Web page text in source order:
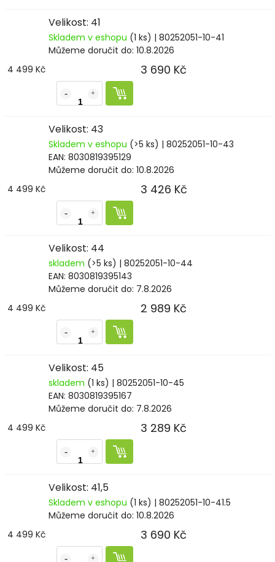
Velikost: 41
Skladem v eshopu (1 ks) | 80252051-10-41
Můžeme doručit do: 10.8.2026
4 499 Kč
3 690 Kč
Velikost: 43
Skladem v eshopu (>5 ks) | 80252051-10-43
EAN: 8030819395129
Můžeme doručit do: 10.8.2026
4 499 Kč
3 426 Kč
Velikost: 44
skladem (>5 ks) | 80252051-10-44
EAN: 8030819395143
Můžeme doručit do: 7.8.2026
4 499 Kč
2 989 Kč
Velikost: 45
skladem (1 ks) | 80252051-10-45
EAN: 8030819395167
Můžeme doručit do: 7.8.2026
4 499 Kč
3 289 Kč
Velikost: 41,5
Skladem v eshopu (1 ks) | 80252051-10-41.5
Můžeme doručit do: 10.8.2026
4 499 Kč
3 690 Kč